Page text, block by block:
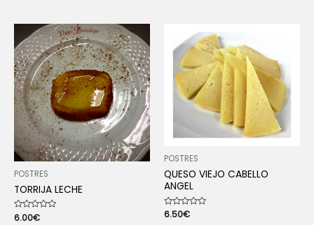
POSTRES
TORRIJA LECHE
Rated
6.00€
POSTRES
QUESO VIEJO CABELLO
ANGEL
Rated
6.50€